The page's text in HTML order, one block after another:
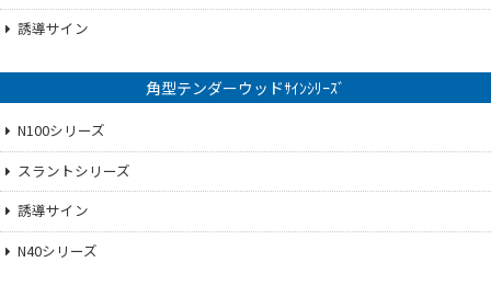
誘導サイン
角型テンダーウッドｻｲﾝｼﾘｰｽﾞ
N100シリーズ
スラントシリーズ
誘導サイン
N40シリーズ